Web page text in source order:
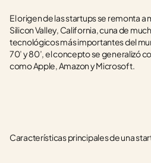
El origen de las startups se remonta a
Silicon Valley, California, cuna de
tecnológicos más importantes del
70’ y 80’, el concepto se generalizó
como Apple, Amazon y Microsoft.
Características principales de una